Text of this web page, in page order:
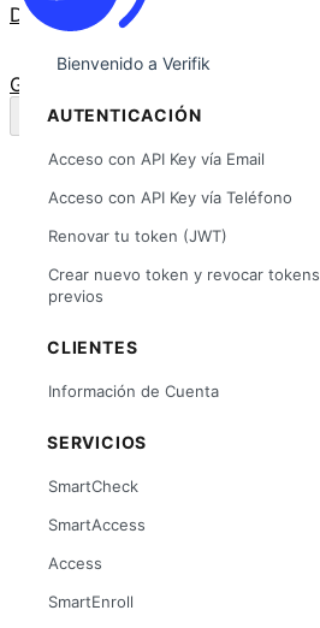
Docs
GitHub
Bienvenido a Verifik
AUTENTICACIÓN
Acceso con API Key vía Email
Acceso con API Key vía Teléfono
Renovar tu token (JWT)
Crear nuevo token y revocar tokens
previos
CLIENTES
Información de Cuenta
SERVICIOS
SmartCheck
SmartAccess
Access
SmartEnroll